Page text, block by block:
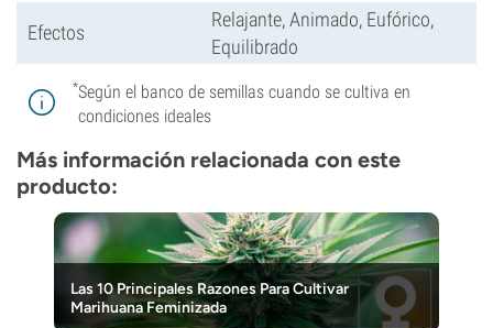
Efectos
Relajante, Animado, Eufórico,
Equilibrado
*Según el banco de semillas cuando se cultiva en
condiciones ideales
Más información relacionada con este
producto:
Las 10 Principales Razones Para Cultivar
Marihuana Feminizada